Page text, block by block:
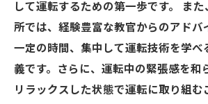
して運転するための第一歩です。 ま
所では、経験豊富な教官からのアドバ
一定の時間、集中して運転技術を学べ
義です。さらに、運転中の緊張感を和
リラックスした状態で運転に取り組む